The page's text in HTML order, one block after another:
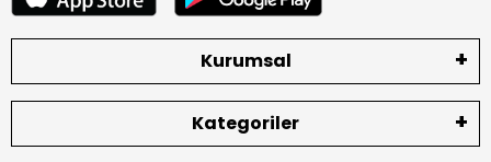
Kurumsal
Kategoriler